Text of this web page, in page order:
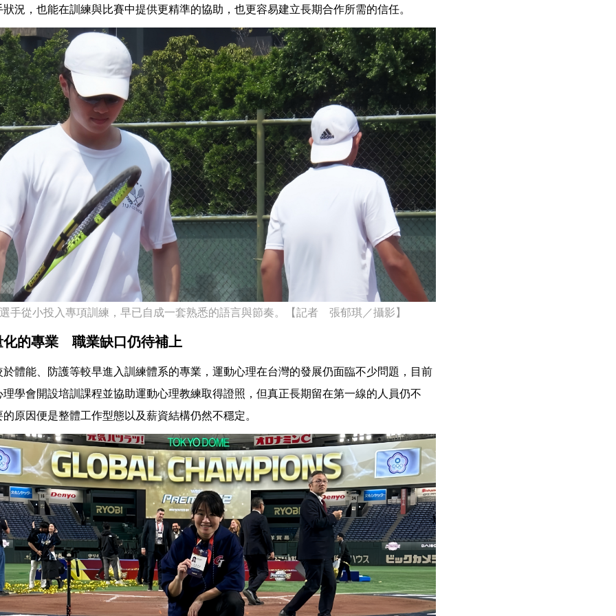
況，也能在訓練與比賽中提供更精準的協助，也更容易建立長期合作所需的信任。
手從小投入專項訓練，早已自成一套熟悉的語言與節奏。【記者 張郁琪／攝影】
化的專業 職業缺口仍待補上
於體能、防護等較早進入訓練體系的專業，運動心理在台灣的發展仍面臨不少問題，目前
理學會開設培訓課程並協助運動心理教練取得證照，但真正長期留在第一線的人員仍不
原因便是整體工作型態以及薪資結構仍然不穩定。